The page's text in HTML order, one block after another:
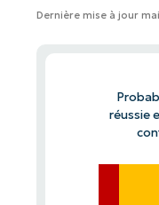
Dernière mise à jour
réussie